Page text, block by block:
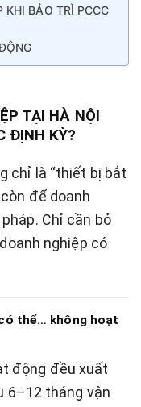
KHI BẢO TRÌ PCCC
TẠI HÀ NỘI
ĐỊNH KỲ?
chỉ là “thiết bị bắt
để doanh
Chỉ cần bỏ
nghiệp có
thể… không hoạt
động đều xuất
6–12 tháng vận